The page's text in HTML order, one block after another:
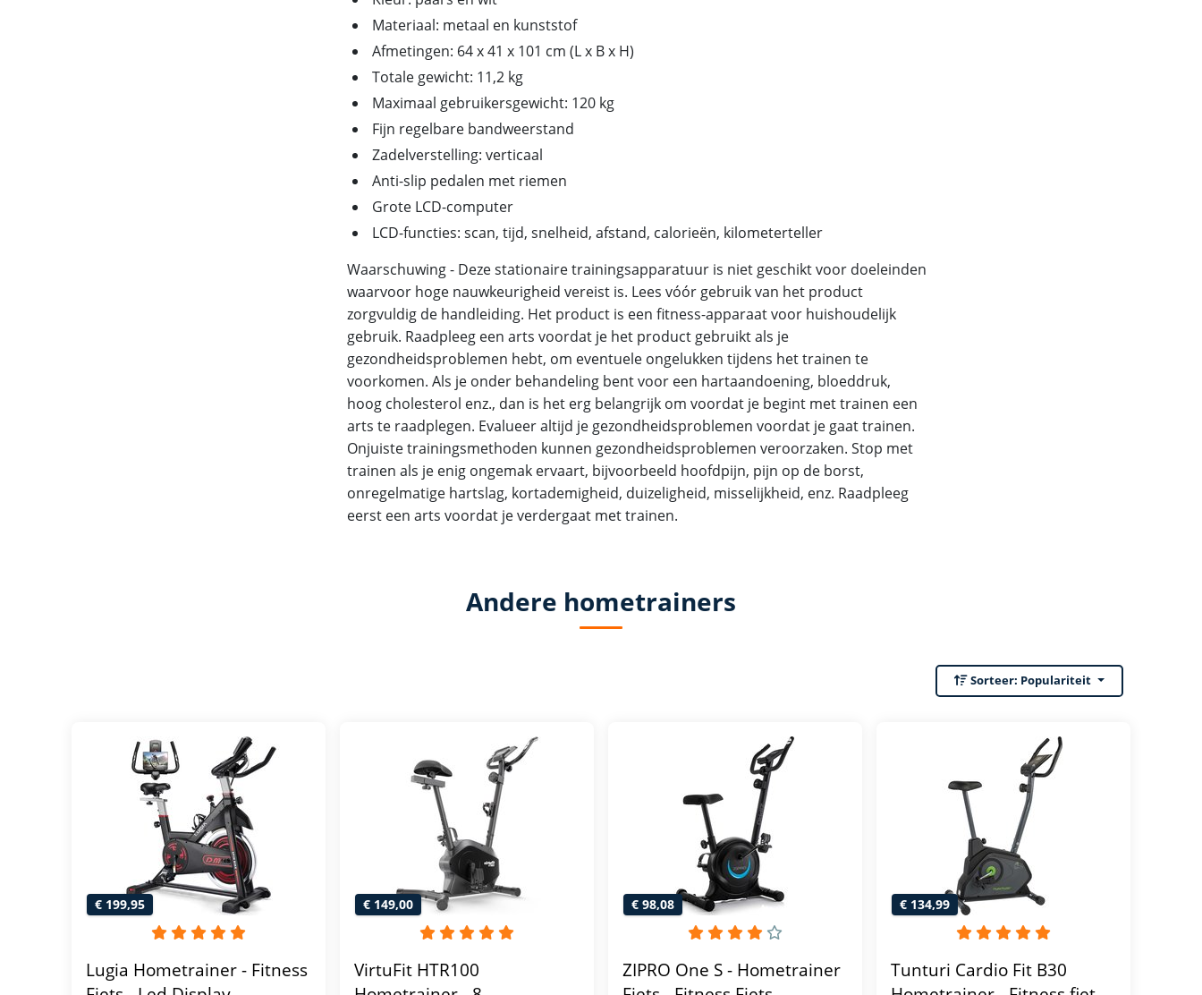
Materiaal: metaal en kunststof
Afmetingen: 64 x 41 x 101 cm (L x B x H)
Totale gewicht: 11,2 kg
Maximaal gebruikersgewicht: 120 kg
Fijn regelbare bandweerstand
Zadelverstelling: verticaal
Anti-slip pedalen met riemen
Grote LCD-computer
LCD-functies: scan, tijd, snelheid, afstand, calorieën, kilometerteller
Waarschuwing - Deze stationaire trainingsapparatuur is niet geschikt voor doeleinden
waarvoor hoge nauwkeurigheid vereist is. Lees vóór gebruik van het product
zorgvuldig de handleiding. Het product is een fitness-apparaat voor huishoudelijk
gebruik. Raadpleeg een arts voordat je het product gebruikt als je
gezondheidsproblemen hebt, om eventuele ongelukken tijdens het trainen te
voorkomen. Als je onder behandeling bent voor een hartaandoening, bloeddruk,
hoog cholesterol enz., dan is het erg belangrijk om voordat je begint met trainen een
arts te raadplegen. Evalueer altijd je gezondheidsproblemen voordat je gaat trainen.
Onjuiste trainingsmethoden kunnen gezondheidsproblemen veroorzaken. Stop met
trainen als je enig ongemak ervaart, bijvoorbeeld hoofdpijn, pijn op de borst,
onregelmatige hartslag, kortademigheid, duizeligheid, misselijkheid, enz. Raadpleeg
eerst een arts voordat je verdergaat met trainen.
Andere hometrainers
Sorteer: Populariteit
€ 199,95
Lugia Hometrainer - Fitness
€ 149,00
VirtuFit HTR100
€ 98,08
ZIPRO One S - Hometrainer
€ 134,99
Tunturi Cardio Fit B30